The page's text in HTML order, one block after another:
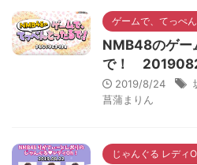
ゲームで、てっぺ
NMB48のゲー
で！
2019/8/24
菖蒲まりん
じゃんぐる レディ